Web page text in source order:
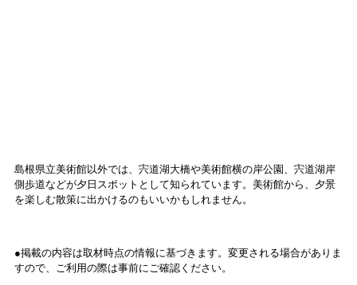
島根県立美術館以外では、宍道湖大橋や美術館横の岸公園、宍道湖岸
側歩道などが夕日スポットとして知られています。美術館から、夕景
を楽しむ散策に出かけるのもいいかもしれません。
●掲載の内容は取材時点の情報に基づきます。変更される場合がありま
すので、ご利用の際は事前にご確認ください。